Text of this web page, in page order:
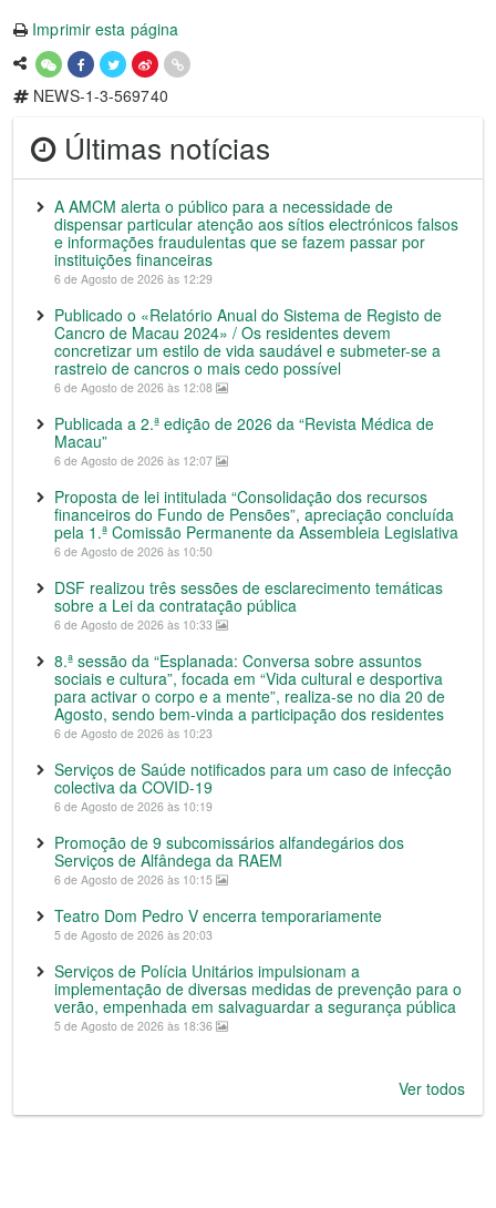
Imprimir esta página
NEWS-1-3-569740
Últimas notícias
A AMCM alerta o público para a necessidade de
dispensar particular atenção aos sítios electrónicos falsos
e informações fraudulentas que se fazem passar por
instituições financeiras
6 de Agosto de 2026 às 12:29
Publicado o «Relatório Anual do Sistema de Registo de
Cancro de Macau 2024» / Os residentes devem
concretizar um estilo de vida saudável e submeter-se a
rastreio de cancros o mais cedo possível
6 de Agosto de 2026 às 12:08
Publicada a 2.ª edição de 2026 da “Revista Médica de
Macau”
6 de Agosto de 2026 às 12:07
Proposta de lei intitulada “Consolidação dos recursos
financeiros do Fundo de Pensões”, apreciação concluída
pela 1.ª Comissão Permanente da Assembleia Legislativa
6 de Agosto de 2026 às 10:50
DSF realizou três sessões de esclarecimento temáticas
sobre a Lei da contratação pública
6 de Agosto de 2026 às 10:33
8.ª sessão da “Esplanada: Conversa sobre assuntos
sociais e cultura”, focada em “Vida cultural e desportiva
para activar o corpo e a mente”, realiza-se no dia 20 de
Agosto, sendo bem-vinda a participação dos residentes
6 de Agosto de 2026 às 10:23
Serviços de Saúde notificados para um caso de infecção
colectiva da COVID-19
6 de Agosto de 2026 às 10:19
Promoção de 9 subcomissários alfandegários dos
Serviços de Alfândega da RAEM
6 de Agosto de 2026 às 10:15
Teatro Dom Pedro V encerra temporariamente
5 de Agosto de 2026 às 20:03
Serviços de Polícia Unitários impulsionam a
implementação de diversas medidas de prevenção para o
verão, empenhada em salvaguardar a segurança pública
5 de Agosto de 2026 às 18:36
Ver todos